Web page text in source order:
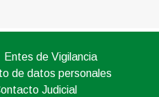
Entes de Vigilancia
de datos personales
Judicial